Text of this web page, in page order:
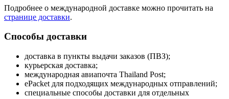
Подробнее о международной доставке можно прочитать на
странице доставки.
Способы доставки
доставка в пункты выдачи заказов (ПВЗ);
курьерская доставка;
международная авиапочта Thailand Post;
ePacket для подходящих международных отправлений;
специальные способы доставки для отдельных